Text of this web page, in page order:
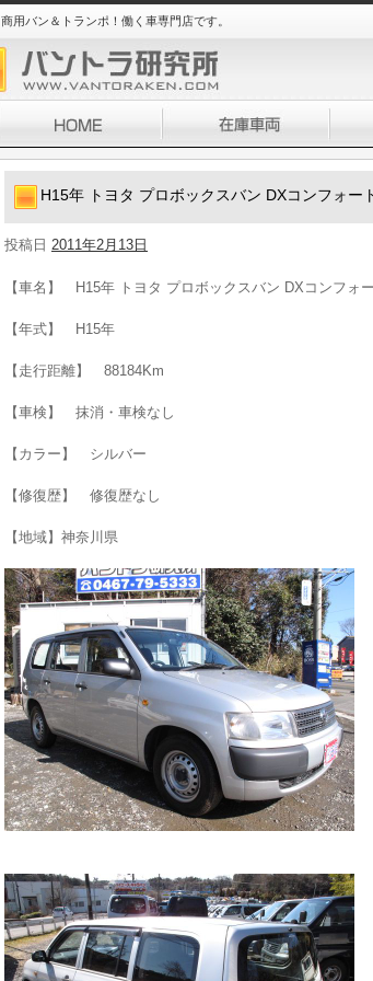
商用バン＆トランポ！働く車専門店です。
H15年 トヨタ プロボックスバン DXコンフォー
投稿日 2011年2月13日
【車名】 H15年 トヨタ プロボックスバン DXコンフォ
【年式】 H15年
【走行距離】 88184Km
【車検】 抹消・車検なし
【カラー】 シルバー
【修復歴】 修復歴なし
【地域】神奈川県